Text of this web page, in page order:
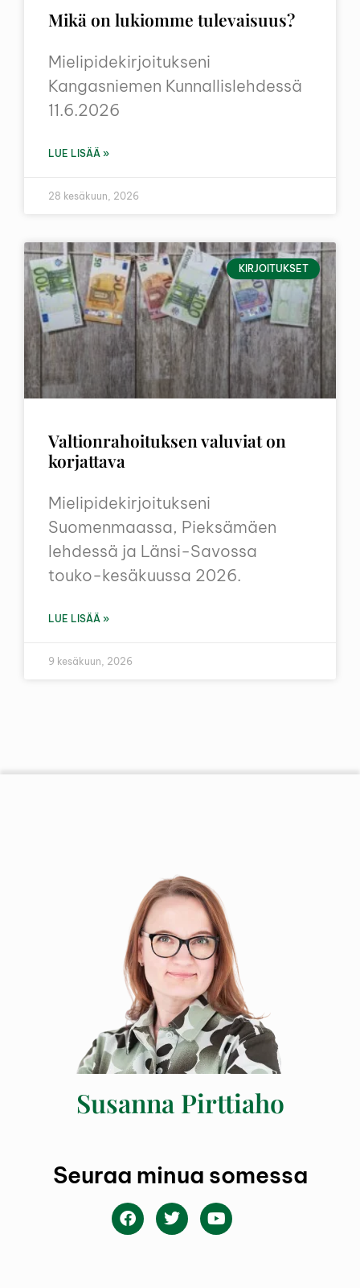
Mikä on lukiomme tulevaisuus?
Mielipidekirjoitukseni
Kangasniemen Kunnallislehdessä
11.6.2026
LUE LISÄÄ »
28 kesäkuun, 2026
KIRJOITUKSET
Valtionrahoituksen valuviat on
korjattava
Mielipidekirjoitukseni
Suomenmaassa, Pieksämäen
lehdessä ja Länsi-Savossa
touko-kesäkuussa 2026.
LUE LISÄÄ »
9 kesäkuun, 2026
Susanna Pirttiaho
Seuraa minua somessa